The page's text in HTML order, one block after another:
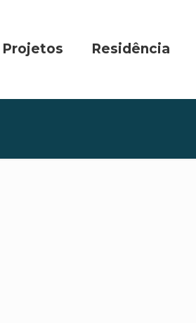
Projetos Residência